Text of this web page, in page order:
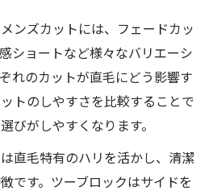
ンズカットには、フェードカッ
ショートなど様々なバリエーシ
れのカットが直毛にどう影響す
トのしやすさを比較することで
びがしやすくなります。
直毛特有のハリを活かし、清潔
です。ツーブロックはサイドを